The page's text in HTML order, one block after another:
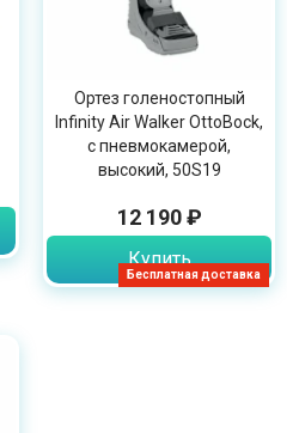
Бесплатная доставка
Ортез голеностопный
Infinity Air Walker OttoBock,
с пневмокамерой,
высокий, 50S19
12 190 ₽
Купить